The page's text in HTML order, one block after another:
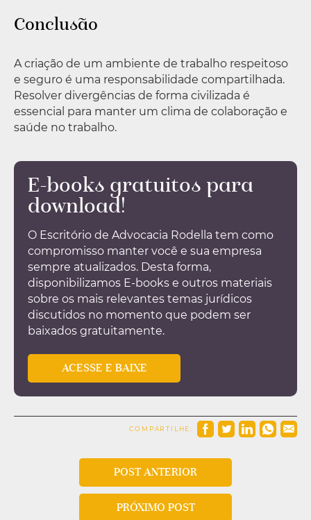
Conclusão
A criação de um ambiente de trabalho respeitoso
e seguro é uma responsabilidade compartilhada.
Resolver divergências de forma civilizada é
essencial para manter um clima de colaboração e
saúde no trabalho.
E-books gratuitos para
download!
O Escritório de Advocacia Rodella tem como
compromisso manter você e sua empresa
sempre atualizados. Desta forma,
disponibilizamos E-books e outros materiais
sobre os mais relevantes temas jurídicos
discutidos no momento que podem ser
baixados gratuitamente.
ACESSE E BAIXE
COMPARTILHE:
POST ANTERIOR
PRÓXIMO POST